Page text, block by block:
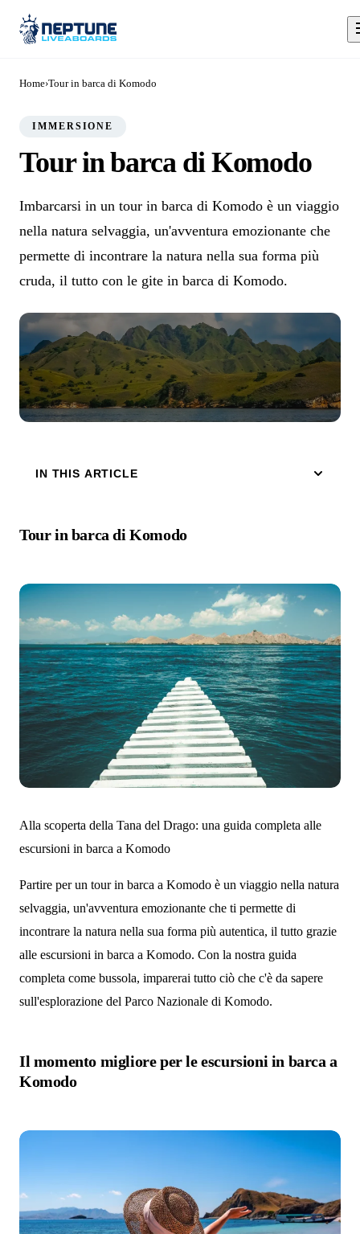
Home›Tour in barca di Komodo
IMMERSIONE
Tour in barca di Komodo
Imbarcarsi in un tour in barca di Komodo è un viaggio
nella natura selvaggia, un'avventura emozionante che
permette di incontrare la natura nella sua forma più
cruda, il tutto con le gite in barca di Komodo.
IN THIS ARTICLE
Tour in barca di Komodo
Alla scoperta della Tana del Drago: una guida completa alle
escursioni in barca a Komodo
Partire per un tour in barca a Komodo è un viaggio nella natura
selvaggia, un'avventura emozionante che ti permette di
incontrare la natura nella sua forma più autentica, il tutto grazie
alle escursioni in barca a Komodo. Con la nostra guida
completa come bussola, imparerai tutto ciò che c'è da sapere
sull'esplorazione del Parco Nazionale di Komodo.
Il momento migliore per le escursioni in barca a
Komodo